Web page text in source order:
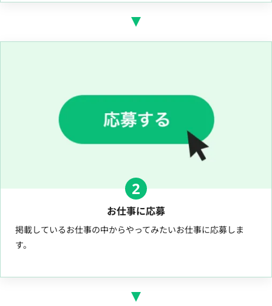
2
お仕事に応募
掲載しているお仕事の中からやってみたいお仕事に応募しま
す。